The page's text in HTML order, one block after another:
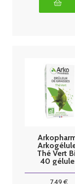
Thé Vert
40
7.49 €